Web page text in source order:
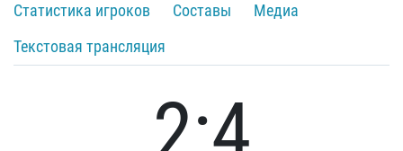
Статистика игроков
Составы
Медиа
Текстовая трансляция